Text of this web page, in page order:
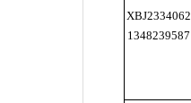
XBJ2334062
1348239587